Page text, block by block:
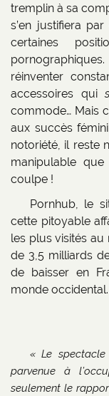
tremplin à sa
s’en justifiera
certaines
réinventer
accessoires qui
commode… Mais
aux succès
notoriété, il reste
manipulable
coulpe !
Pornhub, le
cette pitoyable
les plus visités
de 3,5 milliards
de baisser en
monde occidental.
« Le
parvenue à
seulement le